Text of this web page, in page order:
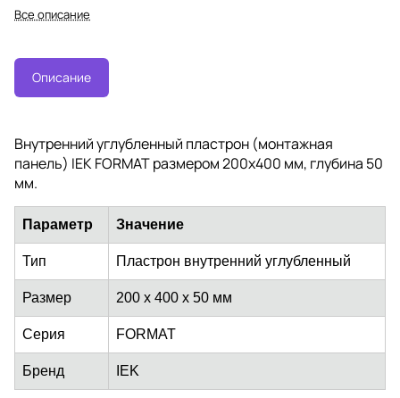
Все описание
Описание
Внутренний углубленный пластрон (монтажная
панель) IEK FORMAT размером 200х400 мм, глубина 50
мм.
Параметр Значение
Тип Пластрон внутренний углубленный
Размер 200 x 400 x 50 мм
Серия FORMAT
Бренд IEK